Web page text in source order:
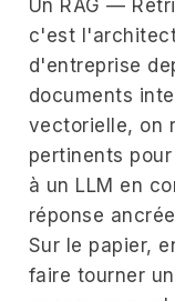
Un RAG —
c'est
d'entreprise
documents
vectorielle, on
pertinents
à un LLM en
réponse
Sur le papier,
faire tourner